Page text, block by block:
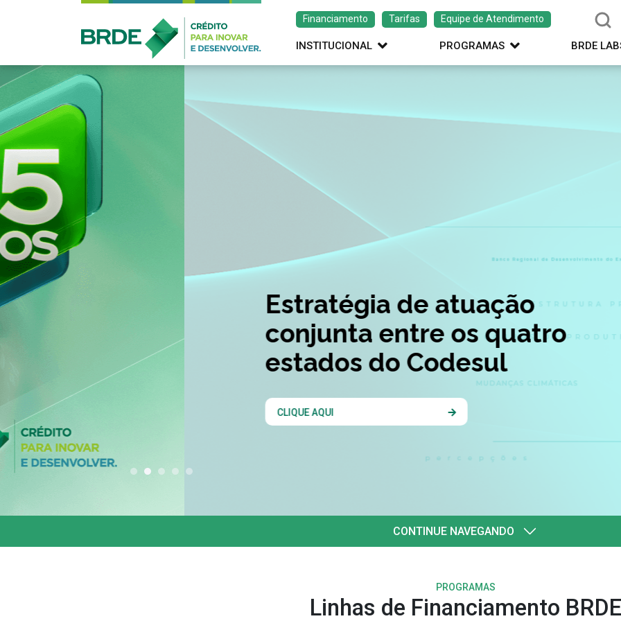
Financiamento Tarifas Equipe de Atendimento
INSTITUCIONAL PROGRAMAS BRDE
Estratégia de atuação
conjunta entre os quatro
estados do Codesul
CONTINUE NAVEGANDO
PROGRAMAS
Linhas de Financiamento BRDE